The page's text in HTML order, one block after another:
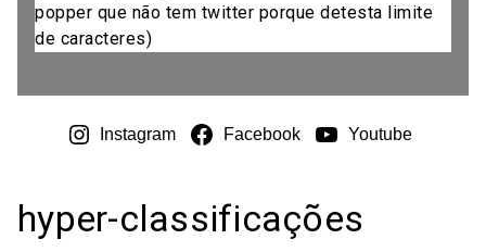
popper que não tem twitter porque detesta limite
de caracteres)
Instagram Facebook Youtube
hyper-classificações